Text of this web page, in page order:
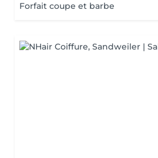
Forfait coupe et barbe